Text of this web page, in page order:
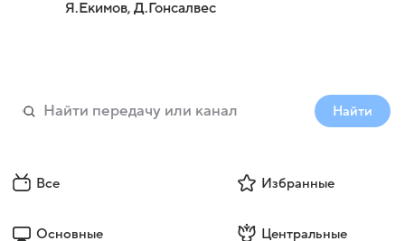
Я.Екимов, Д.Гонсалвес
Найти
Все Избранные
Основные Центральные